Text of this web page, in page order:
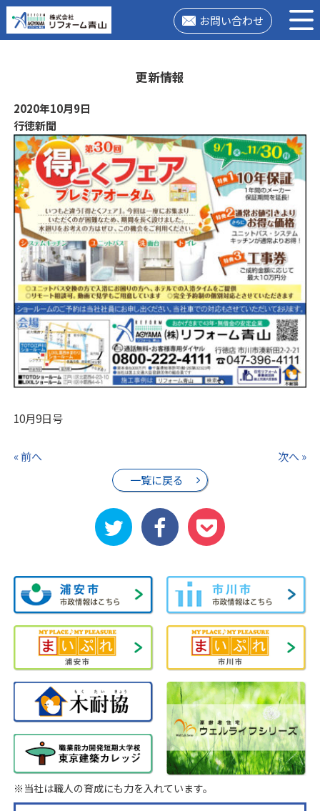
お問い合わせ
更新情報
2020年10月9日
行徳新聞
10月9日号
« 前へ
一覧に戻る
次へ »
※当社は職人の育成にも力を入れています。